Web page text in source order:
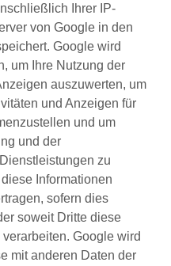
Ihrer IP-
von Google in den
Google wird
um Ihre Nutzung der
auszuwerten, um
und Anzeigen für
und um
und der
zu
Informationen
sofern dies
soweit Dritte diese
Google wird
mit anderen Daten der